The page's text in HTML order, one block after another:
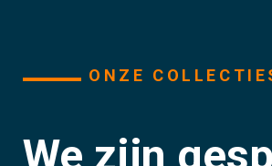
ONZE
We zijn